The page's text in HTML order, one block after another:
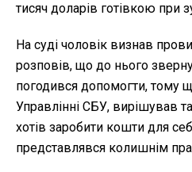
тисяч доларів готівкою при
На суді чоловік визнав
розповів, що до нього
погодився допомогти, тому
Управлінні СБУ, вирішував
хотів заробити кошти для
представлявся колишнім